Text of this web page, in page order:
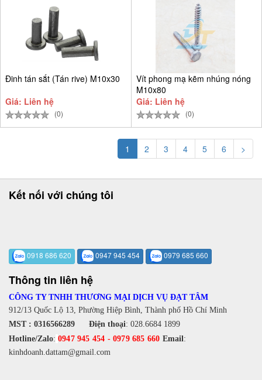
Đinh tán sắt (Tán rive) M10x30
Giá: Liên hệ
(0)
Vít phong mạ kẽm nhúng nóng
M10x80
Giá: Liên hệ
(0)
1 2 3 4 5 6 >
Kết nối với chúng tôi
0918 686 620 0947 945 454 0979 685 660
Thông tin liên hệ
CÔNG TY TNHH THƯƠNG MẠI DỊCH VỤ ĐẠT TÂM
912/13 Quốc Lộ 13, Phường Hiệp Bình, Thành phố Hồ Chí Minh
MST : 0316566289 Điện thoại: 028.6684 1899
Hotline/Zalo: 0947 945 454 -0979 685 660 Email:
kinhdoanh.dattam@gmail.com